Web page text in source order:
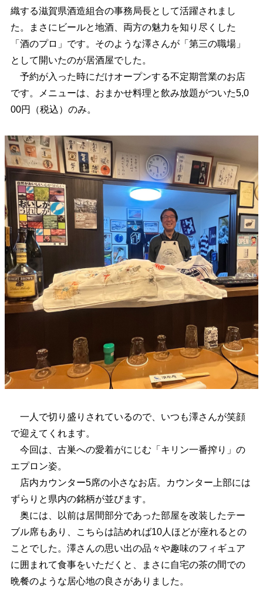
織する滋賀県酒造組合の事務局長として活躍されまし
た。まさにビールと地酒、両方の魅力を知り尽くした
「酒のプロ」です。そのような澤さんが「第三の職場」
として開いたのが居酒屋でした。
予約が入った時にだけオープンする不定期営業のお店
です。メニューは、おまかせ料理と飲み放題がついた5,0
00円（税込）のみ。
一人で切り盛りされているので、いつも澤さんが笑顔
で迎えてくれます。
今回は、古巣への愛着がにじむ「キリン一番搾り」の
エプロン姿。
店内カウンター5席の小さなお店。カウンター上部には
ずらりと県内の銘柄が並びます。
奥には、以前は居間部分であった部屋を改装したテー
ブル席もあり、こちらは詰めれば10人ほどが座れるとの
ことでした。澤さんの思い出の品々や趣味のフィギュア
に囲まれて食事をいただくと、まさに自宅の茶の間での
晩餐のような居心地の良さがありました。